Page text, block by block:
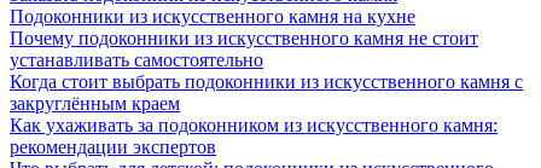
Подоконники из искусственного камня на кухне
Почему подоконники из искусственного камня не стоит
устанавливать самостоятельно
Когда стоит выбрать подоконники из искусственного камня с
закруглённым краем
Как ухаживать за подоконником из искусственного камня:
рекомендации экспертов